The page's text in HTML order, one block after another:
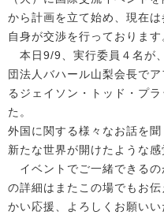
から計画を立て始め、現在
自身が交渉を行っております
本日9/9、実行委員４名が
団法人バハール山梨会長で
るジェイソン・トッド・プ
た。
外国に関する様々なお話を
新たな世界が開けたような感
イベントでご一緒できるの
の詳細はまたこの場でもお
かい応援、よろしくお願いい